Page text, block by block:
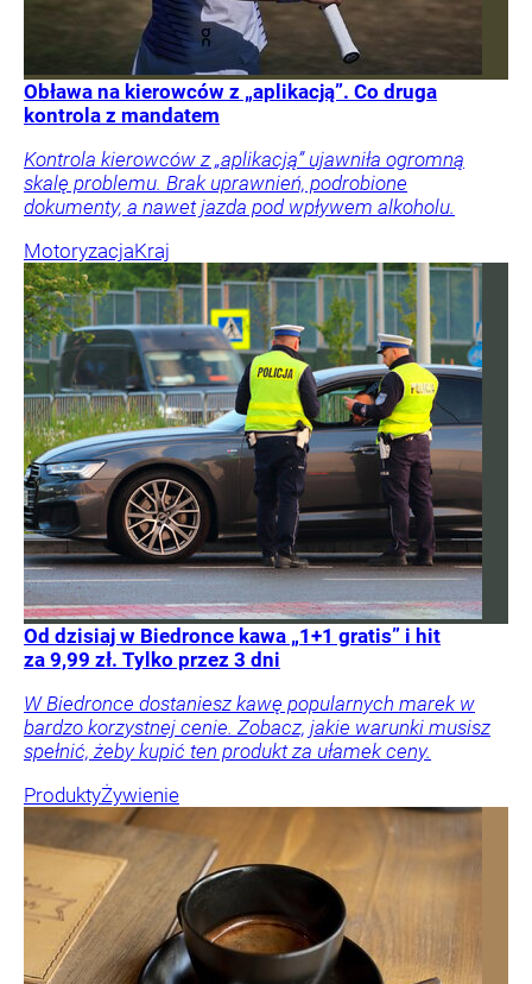
Obława na kierowców z „aplikacją”. Co druga
kontrola z mandatem
Kontrola kierowców z „aplikacją” ujawniła ogromną
skalę problemu. Brak uprawnień, podrobione
dokumenty, a nawet jazda pod wpływem alkoholu.
MotoryzacjaKraj
Od dzisiaj w Biedronce kawa „1+1 gratis” i hit
za 9,99 zł. Tylko przez 3 dni
W Biedronce dostaniesz kawę popularnych marek w
bardzo korzystnej cenie. Zobacz, jakie warunki musisz
spełnić, żeby kupić ten produkt za ułamek ceny.
ProduktyŻywienie